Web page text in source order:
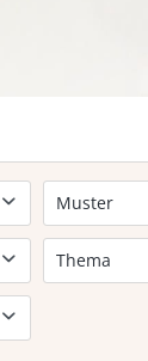
Muster
Print
Thema